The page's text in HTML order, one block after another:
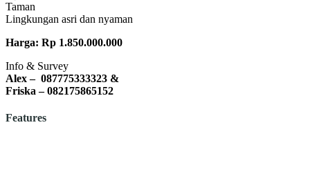
Taman
Lingkungan asri dan nyaman
Harga: Rp 1.850.000.000
Info & Survey
Alex – 087775333323 &
Friska – 082175865152
Features